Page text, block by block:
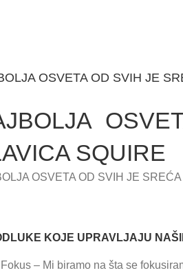
OSVETA OD SVIH JE
SQUIRE
OSVETA OD SVIH JE
KOJE UPRAVLJAJU
Fokus – Mi biramo na šta se